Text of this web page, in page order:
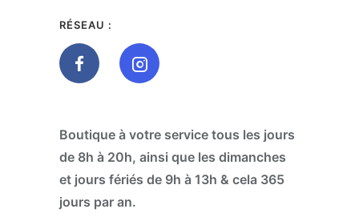
RÉSEAU :
Boutique à votre service tous les jours
de 8h à 20h, ainsi que les dimanches
et jours fériés de 9h à 13h & cela 365
jours par an.